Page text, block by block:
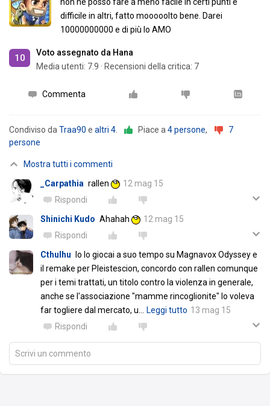
difficile in altri, fatto mooooolto bene. Darei
10000000000 e di più lo AMO
10
Voto assegnato da Hana
Media utenti: 7.9 · Recensioni della critica: 7
Commenta
Condiviso da Traa90 e altri 4 Piace a 4 persone,
7
persone
Mostra tutti i commenti
_Carpathia rallen
12 mag 15
Rispondi
Shinichi Kudo Ahahah
12 mag 15
Rispondi
Cthulhu
Io lo giocai a suo tempo su Magnavox Odyssey e
il remake per Pleistescion, concordo con rallen comunque
per i temi trattati, un titolo contro la violenza in generale,
anche se l'associazione "mamme rincoglionite" lo voleva
far togliere dal mercato, u
Leggi tutto 13 mag 15
Rispondi
Scrivi un commento